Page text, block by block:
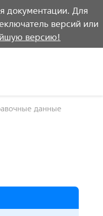
документации. Для
версий или
версию!
данные